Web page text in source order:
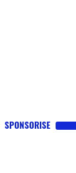
SPONSORISE